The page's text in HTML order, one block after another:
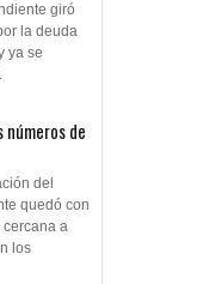
giró
la deuda
ya se
de
del
quedó con
cercana a
los